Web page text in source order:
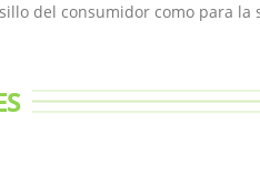
del consumidor como para la